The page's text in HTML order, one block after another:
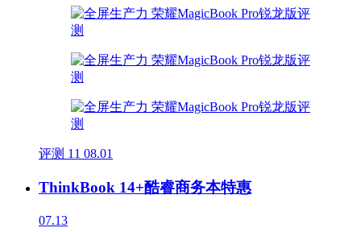
评测 11 08.01
ThinkBook 14+酷睿商务本特惠
07.13